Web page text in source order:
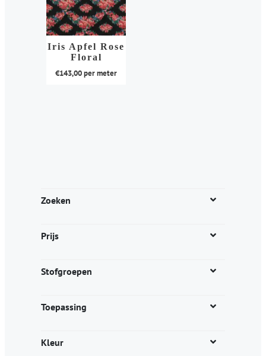
Zoeken
Prijs
Stofgroepen
Toepassing
Kleur
Iris Apfel Rose
Floral
€143,00per meter
kan
op
productpagina